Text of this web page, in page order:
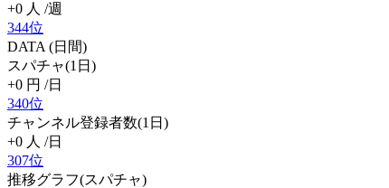
+0 人 /週
344位
DATA (日間)
スパチャ(1日)
+0 円 /日
340位
チャンネル登録者数(1日)
+0 人 /日
307位
推移グラフ(スパチャ)